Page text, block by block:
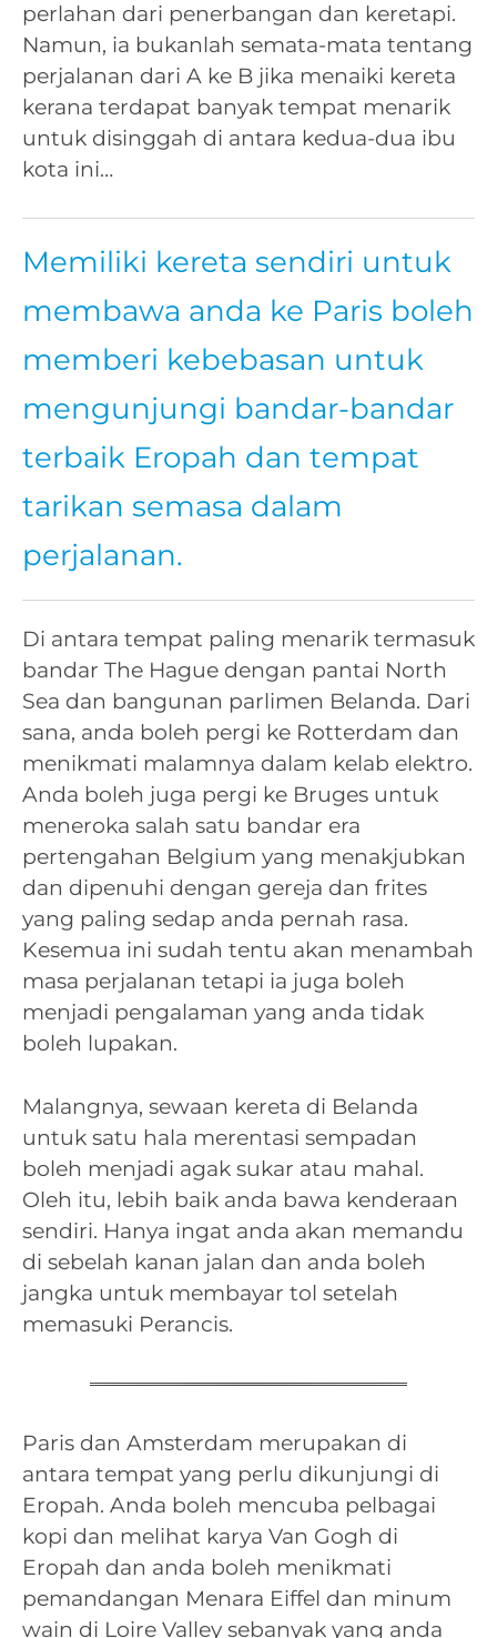
perlahan dari penerbangan dan keretapi.
Namun, ia bukanlah semata-mata tentang
perjalanan dari A ke B jika menaiki kereta
kerana terdapat banyak tempat menarik
untuk disinggah di antara kedua-dua ibu
kota ini…
Memiliki kereta sendiri untuk
membawa anda ke Paris boleh
memberi kebebasan untuk
mengunjungi bandar-bandar
terbaik Eropah dan tempat
tarikan semasa dalam
perjalanan.
Di antara tempat paling menarik termasuk
bandar The Hague dengan pantai North
Sea dan bangunan parlimen Belanda. Dari
sana, anda boleh pergi ke Rotterdam dan
menikmati malamnya dalam kelab elektro.
Anda boleh juga pergi ke Bruges untuk
meneroka salah satu bandar era
pertengahan Belgium yang menakjubkan
dan dipenuhi dengan gereja dan frites
yang paling sedap anda pernah rasa.
Kesemua ini sudah tentu akan menambah
masa perjalanan tetapi ia juga boleh
menjadi pengalaman yang anda tidak
boleh lupakan.
Malangnya, sewaan kereta di Belanda
untuk satu hala merentasi sempadan
boleh menjadi agak sukar atau mahal.
Oleh itu, lebih baik anda bawa kenderaan
sendiri. Hanya ingat anda akan memandu
di sebelah kanan jalan dan anda boleh
jangka untuk membayar tol setelah
memasuki Perancis.
Paris dan Amsterdam merupakan di
antara tempat yang perlu dikunjungi di
Eropah. Anda boleh mencuba pelbagai
kopi dan melihat karya Van Gogh di
Eropah dan anda boleh menikmati
pemandangan Menara Eiffel dan minum
wain di Loire Valley sebanyak yang anda